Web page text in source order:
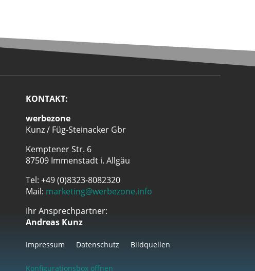
KONTAKT:
werbezone
Kunz / Füg-Steinacker Gbr
Kemptener Str. 6
87509 Immenstadt i. Allgäu
Tel: +49 (0)8323-8082320
Mail: marketing@werbezone.info
Ihr Ansprechpartner:
Andreas Kunz
Impressum Datenschutz Bildquellen
Konfigurationsbox öffnen